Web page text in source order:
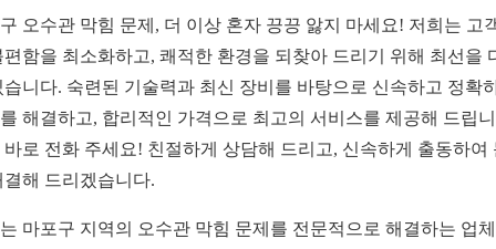
오수관 막힘 문제, 더 이상 혼자 끙끙 앓지 마세요! 저희는 고
편함을 최소화하고, 쾌적한 환경을 되찾아 드리기 위해 최선을
습니다. 숙련된 기술력과 최신 장비를 바탕으로 신속하고 정확
해결하고, 합리적인 가격으로 최고의 서비스를 제공해 드립
바로 전화 주세요! 친절하게 상담해 드리고, 신속하게 출동하여
결해 드리겠습니다.
마포구 지역의 오수관 막힘 문제를 전문적으로 해결하는 업